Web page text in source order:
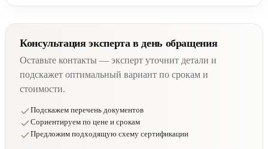
Консультация эксперта в день обращения
Оставьте контакты — эксперт уточнит детали и
подскажет оптимальный вариант по срокам и
стоимости.
Подскажем перечень документов
Сориентируем по цене и срокам
Предложим подходящую схему сертификации